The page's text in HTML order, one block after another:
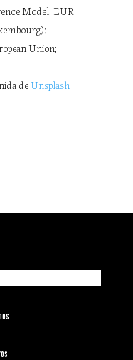
Model. EUR
Union;
deUnsplash